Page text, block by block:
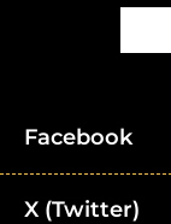
Facebook
X (Twitter)